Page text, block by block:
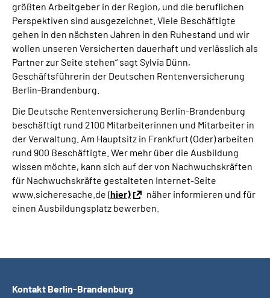
größten Arbeitgeber in der Region, und die beruflichen
Perspektiven sind ausgezeichnet. Viele Beschäftigte
gehen in den nächsten Jahren in den Ruhestand und wir
wollen unseren Versicherten dauerhaft und verlässlich als
Partner zur Seite stehen“ sagt Sylvia Dünn,
Geschäftsführerin der Deutschen Rentenversicherung
Berlin-Brandenburg.
Die Deutsche Rentenversicherung Berlin-Brandenburg
beschäftigt rund 2100 Mitarbeiterinnen und Mitarbeiter in
der Verwaltung. Am Hauptsitz in Frankfurt (Oder) arbeiten
rund 900 Beschäftigte. Wer mehr über die Ausbildung
wissen möchte, kann sich auf der von Nachwuchskräften
für Nachwuchskräfte gestalteten Internet-Seite
www.sicheresache.de (hier)
näher informieren und für
einen Ausbildungsplatz bewerben.
Kontakt Berlin-Brandenburg